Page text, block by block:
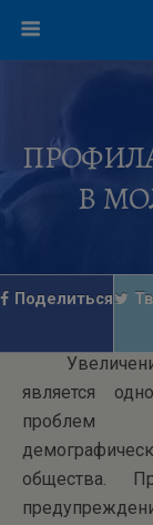
В
Поделиться
является
проблем
общества.